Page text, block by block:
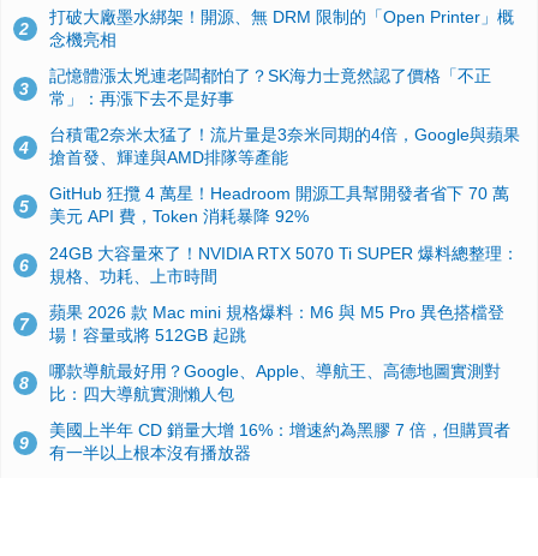
2
打破大廠墨水綁架！開源、無 DRM 限制的「Open Printer」概
念機亮相
3
記憶體漲太兇連老闆都怕了？SK海力士竟然認了價格「不正
常」：再漲下去不是好事
4
台積電2奈米太猛了！流片量是3奈米同期的4倍，Google與蘋果
搶首發、輝達與AMD排隊等產能
5
GitHub 狂攬 4 萬星！Headroom 開源工具幫開發者省下 70 萬
美元 API 費，Token 消耗暴降 92%
6
24GB 大容量來了！NVIDIA RTX 5070 Ti SUPER 爆料總整理：
規格、功耗、上市時間
7
蘋果 2026 款 Mac mini 規格爆料：M6 與 M5 Pro 異色搭檔登
場！容量或將 512GB 起跳
8
哪款導航最好用？Google、Apple、導航王、高德地圖實測對
比：四大導航實測懶人包
9
美國上半年 CD 銷量大增 16%：增速約為黑膠 7 倍，但購買者
有一半以上根本沒有播放器